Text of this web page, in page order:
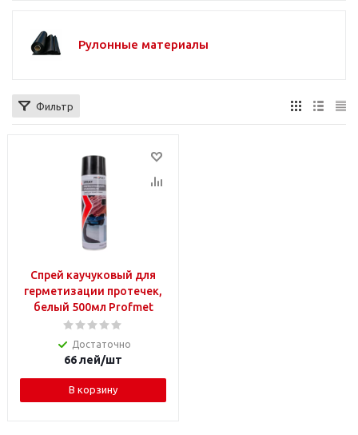
Рулонные материалы
Фильтр
Спрей каучуковый для
герметизации протечек,
белый 500мл Profmet
Достаточно
66лей/шт
В корзину